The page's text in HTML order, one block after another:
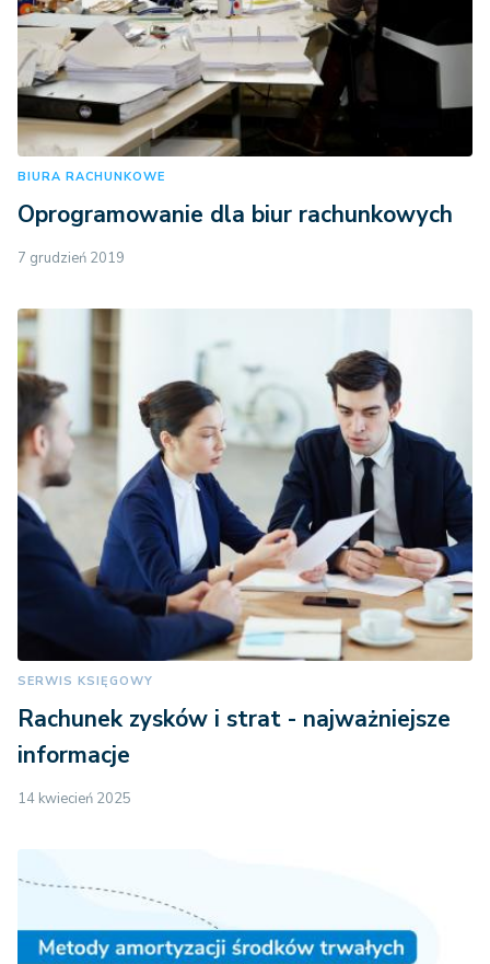
BIURA RACHUNKOWE
Oprogramowanie dla biur rachunkowych
7 grudzień 2019
SERWIS KSIĘGOWY
Rachunek zysków i strat - najważniejsze
informacje
14 kwiecień 2025